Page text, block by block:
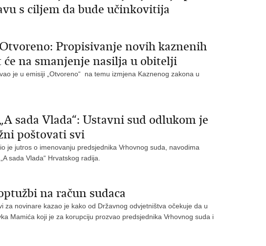
s ciljem da bude učinkovitija
Propisivanje novih kaznenih
na smanjenje nasilja u obitelji
je u emisiji „Otvoreno“ na temu izmjena Kaznenog zakona u
sada Vlada“: Ustavni sud odlukom je
poštovati svi
je jutros o imenovanju predsjednika Vrhovnog suda, navodima
sada Vlada“ Hrvatskog radija.
na račun sudaca
za novinare kazao je kako od Državnog odvjetništva očekuje da u
Mamića koji je za korupciju prozvao predsjednika Vrhovnog suda i